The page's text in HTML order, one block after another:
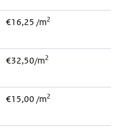
€16,25 /m2
€32,50/m2
€15,00 /m2